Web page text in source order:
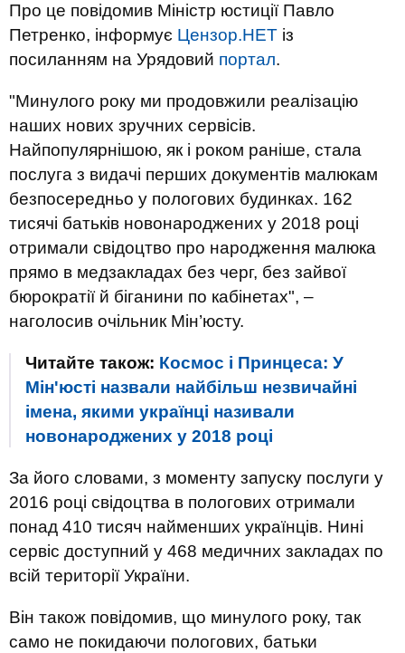
Про це повідомив Міністр юстиції Павло
Петренко, інформує Цензор.НЕТ із
посиланням на Урядовий портал.
"Минулого року ми продовжили реалізацію
наших нових зручних сервісів.
Найпопулярнішою, як і роком раніше, стала
послуга з видачі перших документів малюкам
безпосередньо у пологових будинках. 162
тисячі батьків новонароджених у 2018 році
отримали свідоцтво про народження малюка
прямо в медзакладах без черг, без зайвої
бюрократії й біганини по кабінетах", –
наголосив очільник Мін’юсту.
Читайте також: Космос і Принцеса: У
Мін'юсті назвали найбільш незвичайні
імена, якими українці називали
новонароджених у 2018 році
За його словами, з моменту запуску послуги у
2016 році свідоцтва в пологових отримали
понад 410 тисяч найменших українців. Нині
сервіс доступний у 468 медичних закладах по
всій території України.
Він також повідомив, що минулого року, так
само не покидаючи пологових, батьки